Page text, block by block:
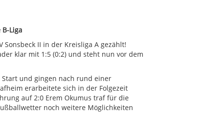
Liga
II in der Kreisliga A gezählt!
klar mit 1:5 (0:2) und steht nun vor dem
und gingen nach rund einer
erarbeitete sich in der Folgezeit
auf 2:0 Erem Okumus traf für die
noch weitere Möglichkeiten